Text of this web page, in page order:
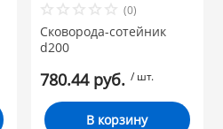
(0)
Сковорода-сотейник
d200
780.44 руб. / шт.
В корзину